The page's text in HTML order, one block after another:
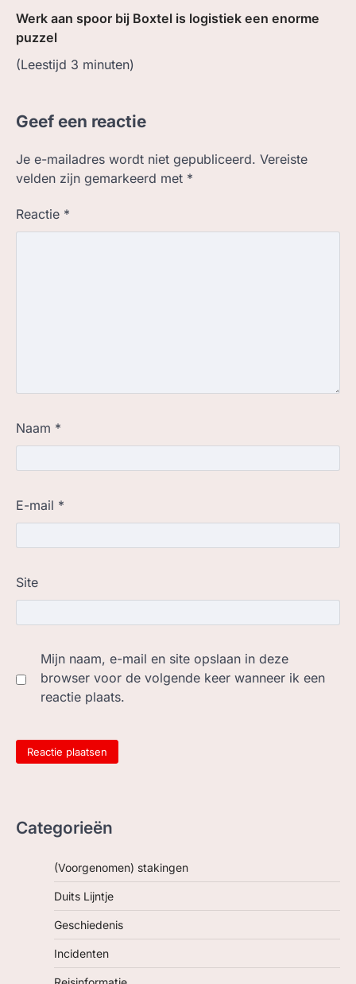
Werk aan spoor bij Boxtel is logistiek een enorme
puzzel
(Leestijd 3 minuten)
Geef een reactie
Je e-mailadres wordt niet gepubliceerd. Vereiste
velden zijn gemarkeerd met *
Reactie *
Naam *
E-mail *
Site
Mijn naam, e-mail en site opslaan in deze
browser voor de volgende keer wanneer ik een
reactie plaats.
Categorieën
(Voorgenomen) stakingen
Duits Lijntje
Geschiedenis
Incidenten